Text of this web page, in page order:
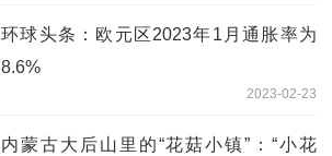
环球头条：欧元区2023年1月通胀率为
8.6%
2023-02-23
内蒙古大后山里的“花菇小镇”：“小花